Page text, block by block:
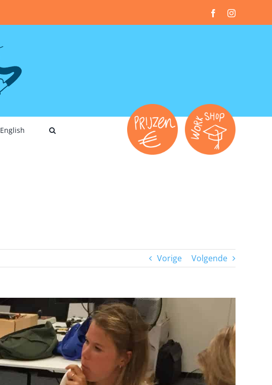
FacebookInstagram
English
Vorige Volgende